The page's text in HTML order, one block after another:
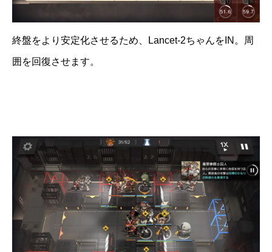
終盤をより安定化させるため、Lancet-2ちゃんをIN。周
囲を回復させます。